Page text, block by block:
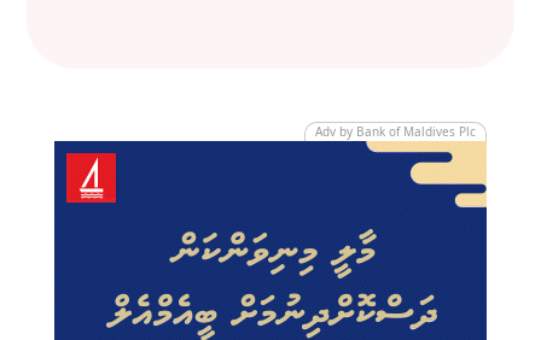
Adv by Bank of Maldives Plc